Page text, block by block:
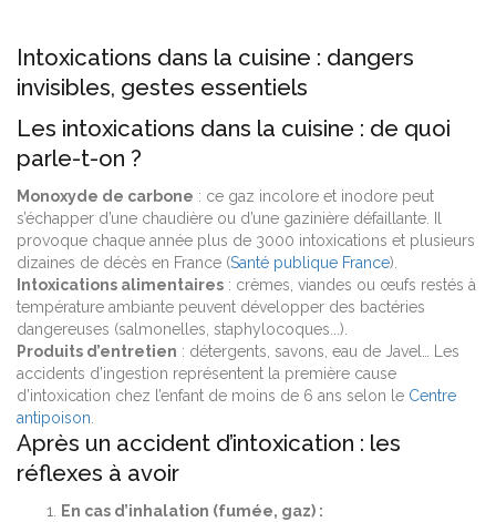
Intoxications dans la cuisine : dangers
invisibles, gestes essentiels
Les intoxications dans la cuisine : de quoi
parle-t-on ?
Monoxyde de carbone : ce gaz incolore et inodore peut
s’échapper d’une chaudière ou d’une gazinière défaillante. Il
provoque chaque année plus de 3000 intoxications et plusieurs
dizaines de décès en France (Santé publique France).
Intoxications alimentaires : crèmes, viandes ou œufs restés à
température ambiante peuvent développer des bactéries
dangereuses (salmonelles, staphylocoques...).
Produits d’entretien : détergents, savons, eau de Javel… Les
accidents d’ingestion représentent la première cause
d’intoxication chez l’enfant de moins de 6 ans selon le Centre
antipoison
Après un accident d’intoxication : les
réflexes à avoir
En cas d’inhalation (fumée, gaz) :